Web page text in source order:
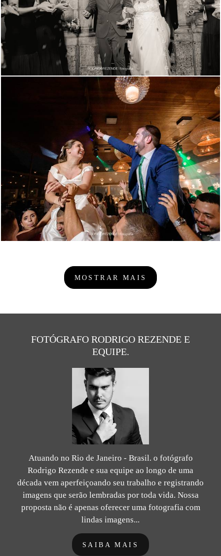
1117 19
1423 42
MOSTRAR MAIS
FOTÓGRAFO RODRIGO REZENDE E
EQUIPE.
Atuando no Rio de Janeiro - Brasil. o fotógrafo
Rodrigo Rezende e sua equipe ao longo de uma
década vem aperfeiçoando seu trabalho e registrando
imagens que serão lembradas por toda vida. Nossa
proposta não é apenas oferecer uma fotografia com
lindas imagens...
SAIBA MAIS